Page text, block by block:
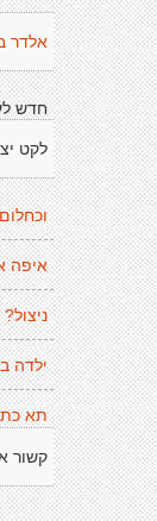
אלדר
חדש
לקט
איפה
ילדה
תא
קשור